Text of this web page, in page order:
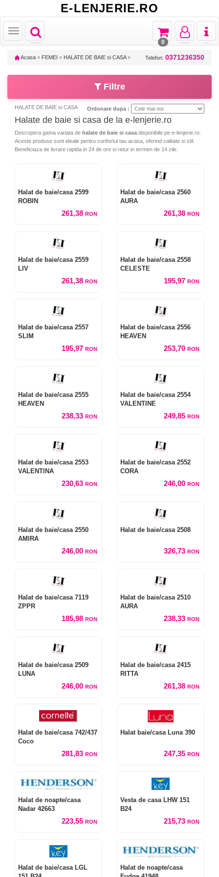
E-LENJERIE.RO
Toggle
navigation
Toggle
Toggle
navigation
Toggle
navigation
Toggle
navigation
0
Acasa » FEMEI » HALATE DE BAIE si CASA » Telefon: 0371236350
Filtre
HALATE DE BAIE si CASA Ordonare dupa :
Halate de baie si casa de la e-lenjerie.ro
Descopera gama variata de halate de baie si casa disponibile pe e-lenjerie.ro.
Aceste produse sunt ideale pentru confortul tau acasa, oferind calitate si stil.
Beneficiaza de livrare rapida in 24 de ore si retur in termen de 14 zile.
Halat de baie/casa 2599
ROBIN
261,38 RON
Halat de baie/casa 2560
AURA
261,38 RON
Halat de baie/casa 2559
LIV
261,38 RON
Halat de baie/casa 2558
CELESTE
195,97 RON
Halat de baie/casa 2557
SLIM
195,97 RON
Halat de baie/casa 2556
HEAVEN
253,70 RON
Halat de baie/casa 2555
HEAVEN
238,33 RON
Halat de baie/casa 2554
VALENTINE
249,85 RON
Halat de baie/casa 2553
VALENTINA
230,63 RON
Halat de baie/casa 2552
CORA
246,00 RON
Halat de baie/casa 2550
AMIRA
246,00 RON
Halat de baie/casa 2508
326,73 RON
Halat de baie/casa 7119
ZPPR
185,98 RON
Halat de baie/casa 2510
AURA
238,33 RON
Halat de baie/casa 2509
LUNA
246,00 RON
Halat de baie/casa 2415
RITTA
261,38 RON
Halat de baie/casa 742/437
Coco
281,83 RON
Halat baie/casa Luna 390
247,35 RON
Halat de noapte/casa
Nadar 42663
223,55 RON
Vesta de casa LHW 151
B24
215,73 RON
Halat de baie/casa LGL
Halat de noapte/casa